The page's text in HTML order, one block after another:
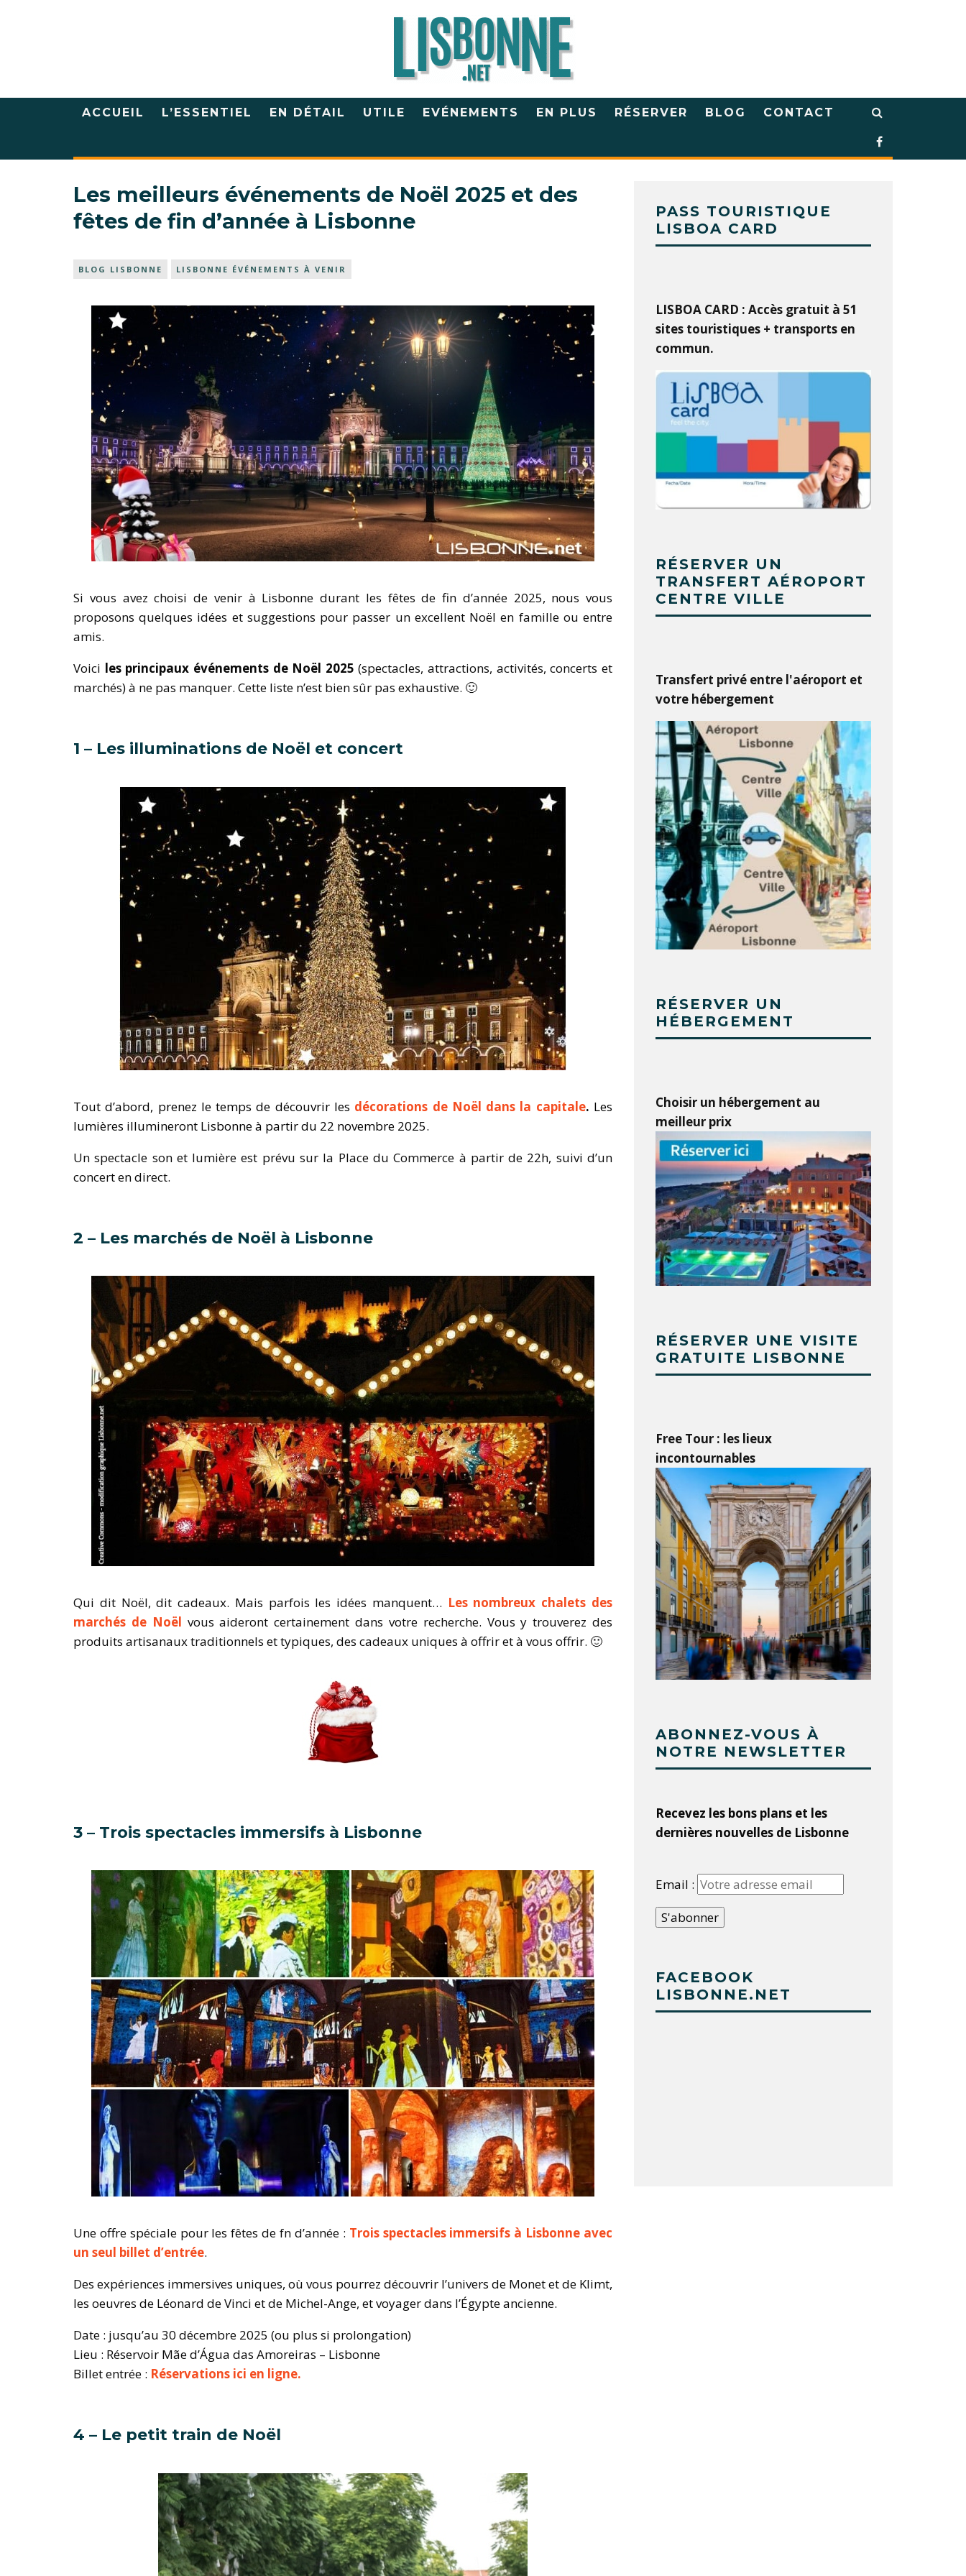
ACCUEIL L’ESSENTIEL EN DÉTAIL UTILE EVÉNEMENTS EN PLUS RÉSERVER BLOG CONTACT
Les meilleurs événements de Noël 2025 et des
fêtes de fin d’année à Lisbonne
BLOG LISBONNE LISBONNE ÉVÉNEMENTS À VENIR
Si vous avez choisi de venir à Lisbonne durant les fêtes de fin d’année 2025, nous vous
proposons quelques idées et suggestions pour passer un excellent Noël en famille ou entre
amis.
Voici les principaux événements de Noël 2025 (spectacles, attractions, activités, concerts et
marchés) à ne pas manquer. Cette liste n’est bien sûr pas exhaustive. 🙂
1 – Les illuminations de Noël et concert
Tout d’abord, prenez le temps de découvrir les décorations de Noël dans la capitale. Les
lumières illumineront Lisbonne à partir du 22 novembre 2025.
Un spectacle son et lumière est prévu sur la Place du Commerce à partir de 22h, suivi d’un
concert en direct.
2 – Les marchés de Noël à Lisbonne
Qui dit Noël, dit cadeaux. Mais parfois les idées manquent… Les nombreux chalets des
marchés de Noël vous aideront certainement dans votre recherche. Vous y trouverez des
produits artisanaux traditionnels et typiques, des cadeaux uniques à offrir et à vous offrir. 🙂
3 – Trois spectacles immersifs à Lisbonne
Une offre spéciale pour les fêtes de fn d’année : Trois spectacles immersifs à Lisbonne avec
un seul billet d’entrée.
Des expériences immersives uniques, où vous pourrez découvrir l’univers de Monet et de Klimt,
les oeuvres de Léonard de Vinci et de Michel-Ange, et voyager dans l’Égypte ancienne.
Date : jusqu’au 30 décembre 2025 (ou plus si prolongation)
Lieu : Réservoir Mãe d’Água das Amoreiras – Lisbonne
Billet entrée : Réservations ici en ligne.
4 – Le petit train de Noël
PASS TOURISTIQUE
LISBOA CARD
LISBOA CARD : Accès gratuit à 51
sites touristiques + transports en
commun.
RÉSERVER UN
TRANSFERT AÉROPORT
CENTRE VILLE
Transfert privé entre l'aéroport et
votre hébergement
RÉSERVER UN
HÉBERGEMENT
Choisir un hébergement au
meilleur prix
RÉSERVER UNE VISITE
GRATUITE LISBONNE
Free Tour : les lieux
incontournables
ABONNEZ-VOUS À
NOTRE NEWSLETTER
Recevez les bons plans et les
dernières nouvelles de Lisbonne
Email :
FACEBOOK
LISBONNE.NET